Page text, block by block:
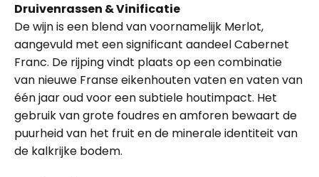
Druivenrassen & Vinificatie
De wijn is een blend van voornamelijk Merlot,
aangevuld met een significant aandeel Cabernet
Franc. De rijping vindt plaats op een combinatie
van nieuwe Franse eikenhouten vaten en vaten van
één jaar oud voor een subtiele houtimpact. Het
gebruik van grote foudres en amforen bewaart de
puurheid van het fruit en de minerale identiteit van
de kalkrijke bodem.